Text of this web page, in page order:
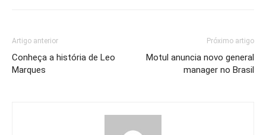
Artigo anterior
Conheça a história de Leo
Marques
Próximo artigo
Motul anuncia novo general
manager no Brasil